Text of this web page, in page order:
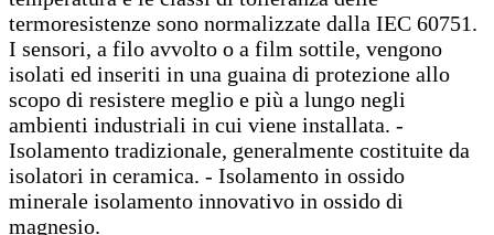
termoresistenze sono normalizzate dalla IEC 60751.
I sensori, a filo avvolto o a film sottile, vengono
isolati ed inseriti in una guaina di protezione allo
scopo di resistere meglio e più a lungo negli
ambienti industriali in cui viene installata. -
Isolamento tradizionale, generalmente costituite da
isolatori in ceramica. - Isolamento in ossido
minerale isolamento innovativo in ossido di
magnesio.